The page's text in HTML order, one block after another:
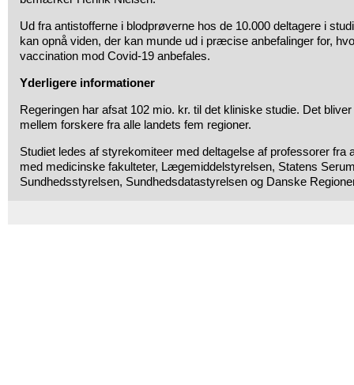
Ud fra antistofferne i blodprøverne hos de 10.000 deltagere i
kan opnå viden, der kan munde ud i præcise anbefalinger for,
vaccination mod Covid-19 anbefales.
Yderligere informationer
Regeringen har afsat 102 mio. kr. til det kliniske studie. Det
mellem forskere fra alle landets fem regioner.
Studiet ledes af styrekomiteer med deltagelse af professorer fra
med medicinske fakulteter, Lægemiddelstyrelsen, Statens
Sundhedsstyrelsen, Sundhedsdatastyrelsen og Danske